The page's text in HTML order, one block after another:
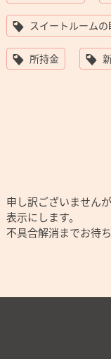
スイートルームの
所持金
申し訳ございません
表示にします。
不具合解消までお待ち